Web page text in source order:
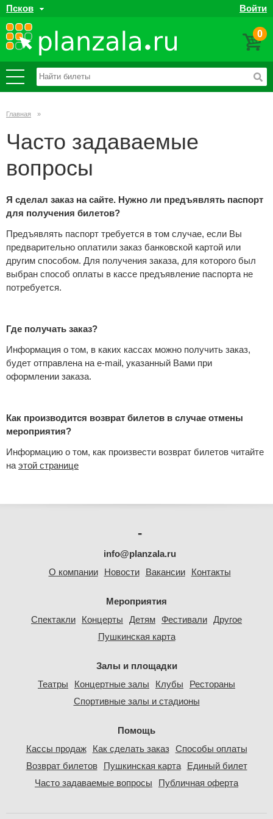
Псков Войти
0
Главная »
Часто задаваемые
вопросы
Я сделал заказ на сайте. Нужно ли предъявлять паспорт
для получения билетов?
Предъявлять паспорт требуется в том случае, если Вы
предварительно оплатили заказ банковской картой или
другим способом. Для получения заказа, для которого был
выбран способ оплаты в кассе предъявление паспорта не
потребуется.
Где получать заказ?
Информация о том, в каких кассах можно получить заказ,
будет отправлена на e-mail, указанный Вами при
оформлении заказа.
Как производится возврат билетов в случае отмены
мероприятия?
Информацию о том, как произвести возврат билетов читайте
на этой странице
Мероприятия
Спектакли
Концерты Детям Фестивали Другое
Пушкинская карта
Залы и площадки
Театры
Концертные залы Клубы
Рестораны
Спортивные залы и стадионы
Помощь
Кассы продаж
Как сделать заказ
Способы оплаты
Возврат билетов
Пушкинская карта
Единый билет
Часто задаваемые вопросы
Публичная оферта
-
info@planzala.ru
О компании
Новости Вакансии Контакты